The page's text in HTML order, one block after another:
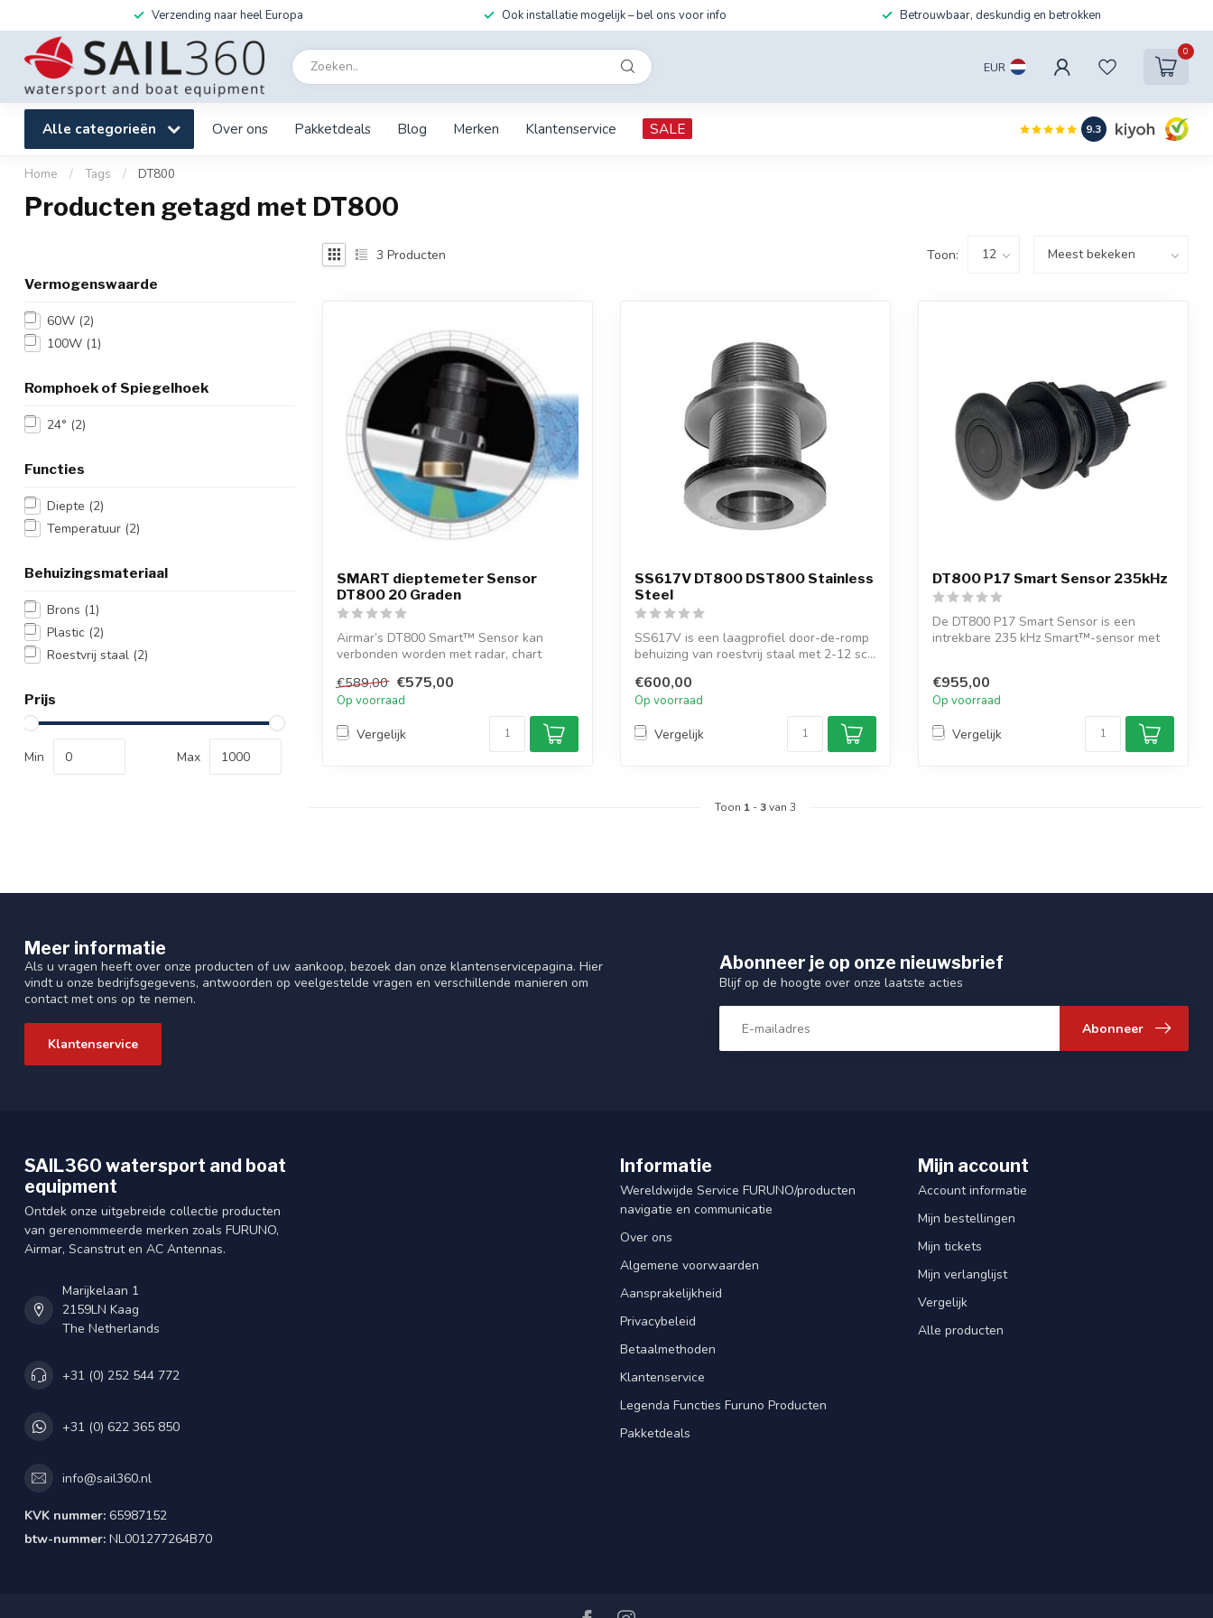
Verzending naar heel Europa Ook installatie mogelijk – bel ons voor info Betrouwbaar, deskundig en betrokken
EUR
0
Alle categorieën Over ons Pakketdeals Blog Merken Klantenservice SALE 9.3
Home / Tags / DT800
Producten getagd met DT800
Vermogenswaarde
60W (2)
100W (1)
Romphoek of Spiegelhoek
24° (2)
Functies
Diepte (2)
Temperatuur (2)
Behuizingsmateriaal
Brons (1)
Plastic (2)
Roestvrij staal (2)
Prijs
Min Max
3 Producten Toon:
SMART dieptemeter Sensor
DT800 20 Graden
Airmar’s DT800 Smart™ Sensor kan
verbonden worden met radar, chart
€589,00 €575,00
Op voorraad
Vergelijk
SS617V DT800 DST800 Stainless
Steel
SS617V is een laagprofiel door-de-romp
behuizing van roestvrij staal met 2-12 sc...
€600,00
Op voorraad
Vergelijk
DT800 P17 Smart Sensor 235kHz
De DT800 P17 Smart Sensor is een
intrekbare 235 kHz Smart™-sensor met
€955,00
Op voorraad
Vergelijk
Toon 1 -3van 3
Meer informatie
Als u vragen heeft over onze producten of uw aankoop, bezoek dan onze klantenservicepagina. Hier
vindt u onze bedrijfsgegevens, antwoorden op veelgestelde vragen en verschillende manieren om
contact met ons op te nemen.
Klantenservice
Abonneer je op onze nieuwsbrief
Blijf op de hoogte over onze laatste acties
Abonneer
SAIL360 watersport and boat
equipment
Ontdek onze uitgebreide collectie producten
van gerenommeerde merken zoals FURUNO,
Airmar, Scanstrut en AC Antennas.
Marijkelaan 1
2159LN Kaag
The Netherlands
+31 (0) 252 544 772
+31 (0) 622 365 850
info@sail360.nl
KVK nummer: 65987152
btw-nummer: NL001277264B70
Informatie
Wereldwijde Service FURUNO/producten
navigatie en communicatie
Over ons
Algemene voorwaarden
Aansprakelijkheid
Privacybeleid
Betaalmethoden
Klantenservice
Legenda Functies Furuno Producten
Pakketdeals
Mijn account
Account informatie
Mijn bestellingen
Mijn tickets
Mijn verlanglijst
Vergelijk
Alle producten